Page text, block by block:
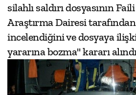
silahlı saldırı dosyasının
Araştırma Dairesi
incelendiğini ve dosyaya
yararına bozma" kararı